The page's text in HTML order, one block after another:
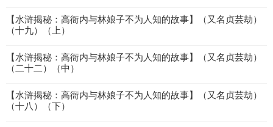
【水浒揭秘：高衙内与林娘子不为人知的故事】（又名贞芸劫）
（十九）（上）
【水浒揭秘：高衙内与林娘子不为人知的故事】（又名贞芸劫）
（二十二）（中）
【水浒揭秘：高衙内与林娘子不为人知的故事】（又名贞芸劫）
（十八）（下）